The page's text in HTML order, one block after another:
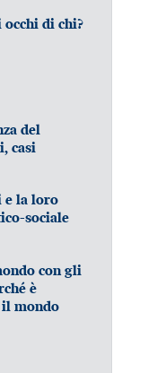
di chi?
del
casi
e la loro
sociale
con gli
è
il mondo